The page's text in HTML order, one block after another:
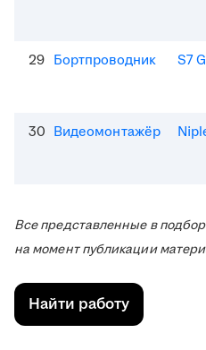
29 Бортпроводник S7
30 Видеомонтажёр
Все представленные в
на момент публикации
Найти работу